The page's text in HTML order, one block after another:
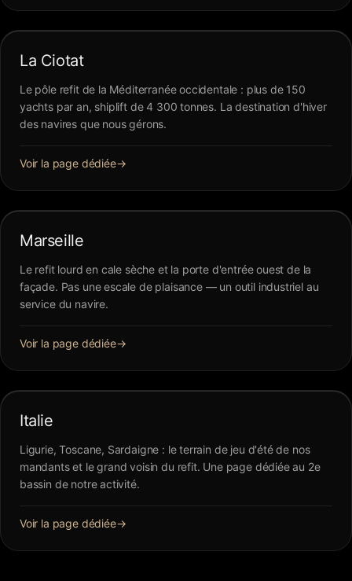
La Ciotat
Le pôle refit de la Méditerranée occidentale : plus de 150
yachts par an, shiplift de 4 300 tonnes. La destination d'hiver
des navires que nous gérons.
Voir la page dédiée→
Marseille
Le refit lourd en cale sèche et la porte d'entrée ouest de la
façade. Pas une escale de plaisance — un outil industriel au
service du navire.
Voir la page dédiée→
Italie
Ligurie, Toscane, Sardaigne : le terrain de jeu d'été de nos
mandants et le grand voisin du refit. Une page dédiée au 2e
bassin de notre activité.
Voir la page dédiée→